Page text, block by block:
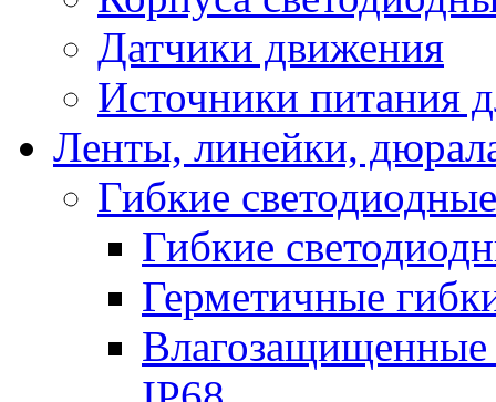
Датчики движения
Источники питания
Ленты, линейки,
Гибкие
Гибкие
Герметичные
Влагозащищенные